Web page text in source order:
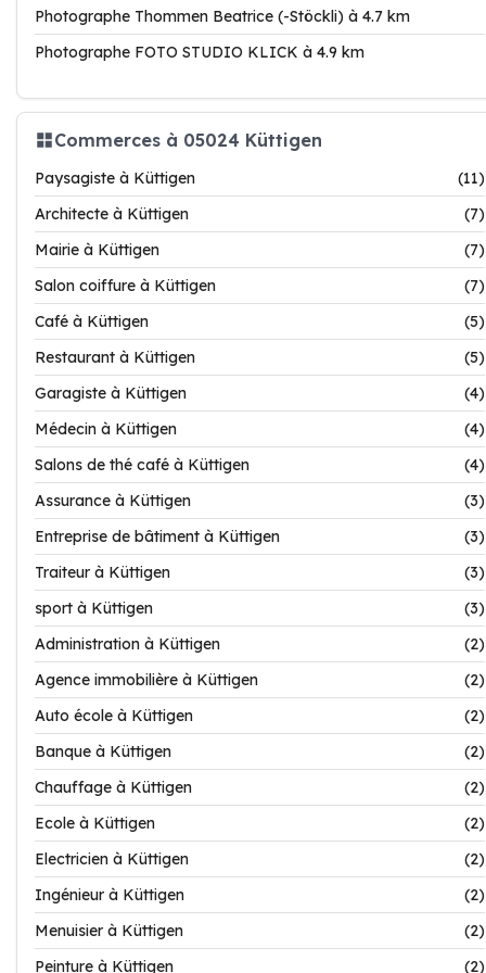
Photographe Thommen Beatrice (-Stöckli) à 4.7 km
Photographe FOTO STUDIO KLICK à 4.9 km
Commerces à 05024 Küttigen
Paysagiste à Küttigen
(11)
Architecte à Küttigen
(7)
Mairie à Küttigen
(7)
Salon coiffure à Küttigen
(7)
Café à Küttigen
(5)
Restaurant à Küttigen
(5)
Garagiste à Küttigen
(4)
Médecin à Küttigen
(4)
Salons de thé café à Küttigen
(4)
Assurance à Küttigen
(3)
Entreprise de bâtiment à Küttigen
(3)
Traiteur à Küttigen
(3)
sport à Küttigen
(3)
Administration à Küttigen
(2)
Agence immobilière à Küttigen
(2)
Auto école à Küttigen
(2)
Banque à Küttigen
(2)
Chauffage à Küttigen
(2)
Ecole à Küttigen
(2)
Electricien à Küttigen
(2)
Ingénieur à Küttigen
(2)
Menuisier à Küttigen
(2)
Peinture à Küttigen
(2)